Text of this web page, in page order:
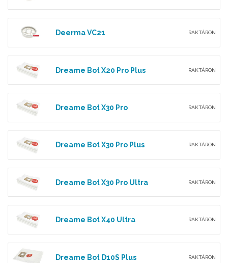
Deerma VC21 RAKTÁRON
Dreame Bot X20 Pro Plus RAKTÁRON
Dreame Bot X30 Pro RAKTÁRON
Dreame Bot X30 Pro Plus RAKTÁRON
Dreame Bot X30 Pro Ultra RAKTÁRON
Dreame Bot X40 Ultra RAKTÁRON
Dreame Bot D10S Plus RAKTÁRON